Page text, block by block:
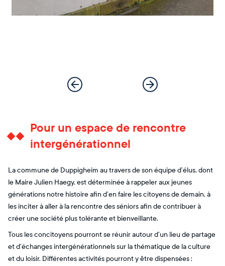
Pour un espace de rencontre
intergénérationnel
La commune de Duppigheim au travers de son équipe d’élus, dont
le Maire Julien Haegy, est déterminée à rappeler aux jeunes
générations notre histoire afin d’en faire les citoyens de demain, à
les inciter à aller à la rencontre des séniors afin de contribuer à
créer une société plus tolérante et bienveillante.
Tous les concitoyens pourront se réunir autour d’un lieu de partage
et d’échanges intergénérationnels sur la thématique de la culture
et du loisir. Différentes activités pourront y être dispensées :